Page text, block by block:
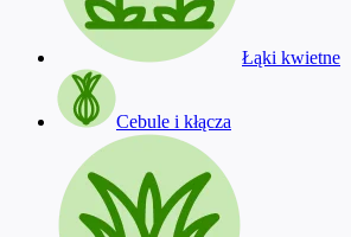
Łąki kwietne
Cebule i kłącza